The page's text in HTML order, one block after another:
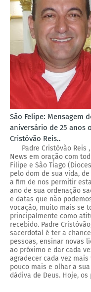
São Felipe: Mensagem
aniversário de 25 anos
Cristóvão Reis..
Padre Cristóvão Reis ,
News em oração com
Filipe e São Tiago
pelo dom de sua vida,
a fim de nos permitir
ano de sua ordenação
e datas que não
vocação, muito mais se
principalmente como
recebido. Padre
sacerdotal é ter a
pessoas, ensinar novas
ao próximo e dar cada
agradecer cada vez
pouco mais e olhar a
dádiva de Deus. Hoje,